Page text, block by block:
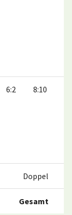
6:2 8:10
Doppel
Gesamt